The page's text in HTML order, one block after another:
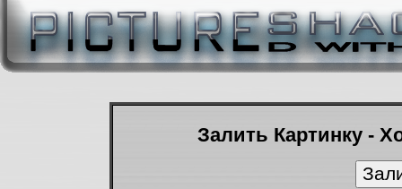
Залить Картинку -